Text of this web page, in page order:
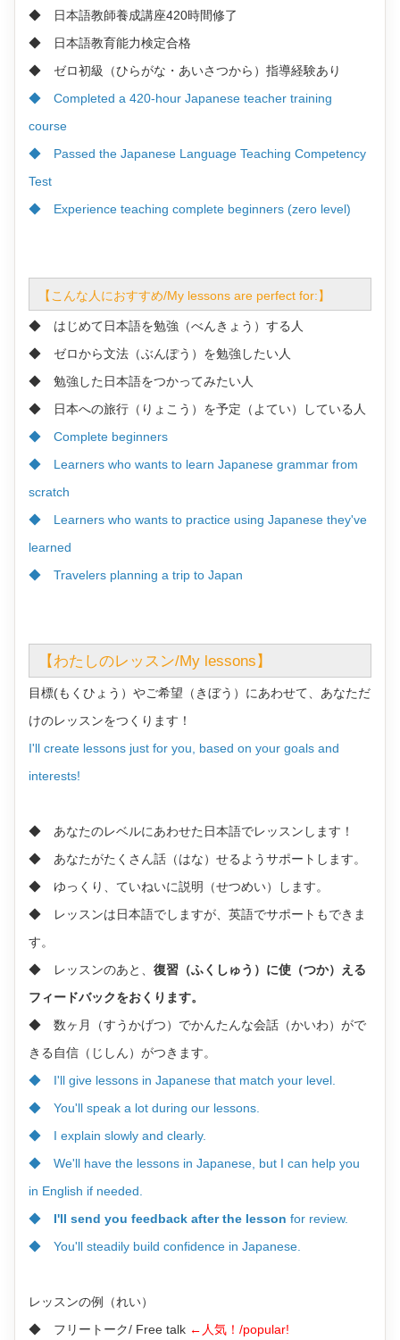
◆ 日本語教師養成講座420時間修了
◆ 日本語教育能力検定合格
◆ ゼロ初級（ひらがな・あいさつから）指導経験あり
◆ Completed a 420-hour Japanese teacher training
course
◆ Passed the Japanese Language Teaching Competency
Test
◆ Experience teaching complete beginners (zero level)
【こんな人におすすめ/My lessons are perfect for:】
◆ はじめて日本語を勉強（べんきょう）する人
◆ ゼロから文法（ぶんぽう）を勉強したい人
◆ 勉強した日本語をつかってみたい人
◆ 日本への旅行（りょこう）を予定（よてい）している人
◆ Complete beginners
◆ Learners who wants to learn Japanese grammar from
scratch
◆ Learners who wants to practice using Japanese they've
learned
◆ Travelers planning a trip to Japan
【わたしのレッスン/My lessons】
目標(もくひょう）やご希望（きぼう）にあわせて、あなただ
けのレッスンをつくります！
I'll create lessons just for you, based on your goals and
interests!
◆ あなたのレベルにあわせた日本語でレッスンします！
◆ あなたがたくさん話（はな）せるようサポートします。
◆ ゆっくり、ていねいに説明（せつめい）します。
◆ レッスンは日本語でしますが、英語でサポートもできま
す。
◆ レッスンのあと、 復習（ふくしゅう）に使（つか）える
フィードバックをおくります。
◆ 数ヶ月（すうかげつ）でかんたんな会話（かいわ）がで
きる自信（じしん）がつきます。
◆ I'll give lessons in Japanese that match your level.
◆ You'll speak a lot during our lessons.
◆ I explain slowly and clearly.
◆ We'll have the lessons in Japanese, but I can help you
in English if needed.
◆ I'll send you feedback after the lesson for review.
◆ You'll steadily build confidence in Japanese.
レッスンの例（れい）
◆ フリートーク/ Free talk ←人気！/popular!